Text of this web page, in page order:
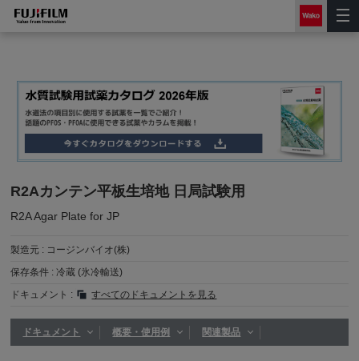
R2Aカンテン平板生培地 日局試験用
R2A Agar Plate for JP
製造元 : コージンバイオ(株)
保存条件 :冷蔵 (氷冷輸送)
ドキュメント :
すべてのドキュメントを見る
ドキュメント 概要・使用例 関連製品